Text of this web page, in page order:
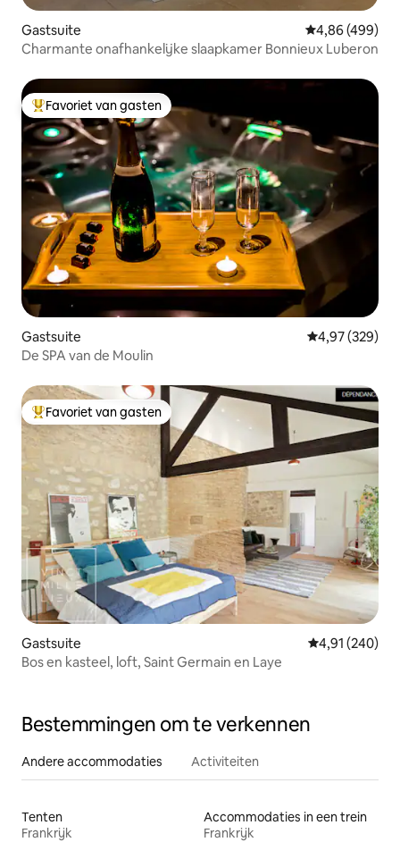
Gastsuite Gemiddelde
4,86 (499)
Charmante onafhankelijke slaapkamer Bonnieux Luberon
Topfavoriet van gasten
Favoriet van gasten
Gastsuite Gemiddelde
4,97 (329)
De SPA van de Moulin
Topfavoriet van gasten
Favoriet van gasten
Gastsuite Gemiddelde
4,91 (240)
Bos en kasteel, loft, Saint Germain en Laye
Bestemmingen om te verkennen
Andere accommodaties Activiteiten
Tenten
Frankrijk
Accommodaties in een trein
Frankrijk